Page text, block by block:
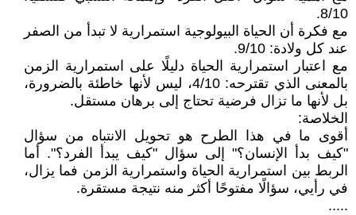
8/10.
مع فكرة أن الحياة البيولوجية استمرارية لا تبدأ من الصفر
عند كل ولادة: 9/10.
مع اعتبار استمرارية الحياة دليلًا على استمرارية الزمن
بالمعنى الذي تقترحه: 4/10، ليس لأنها خاطئة بالضرورة،
بل لأنها ما تزال فرضية تحتاج إلى برهان مستقل.
الخلاصة:
أقوى ما في هذا الطرح هو تحويل الانتباه من سؤال
"كيف بدأ الإنسان؟" إلى سؤال "كيف يبدأ الفرد؟". أما
الربط بين استمرارية الحياة واستمرارية الزمن فما يزال،
في رأيي، سؤالًا مفتوحًا أكثر منه نتيجة مستقرة.
.....